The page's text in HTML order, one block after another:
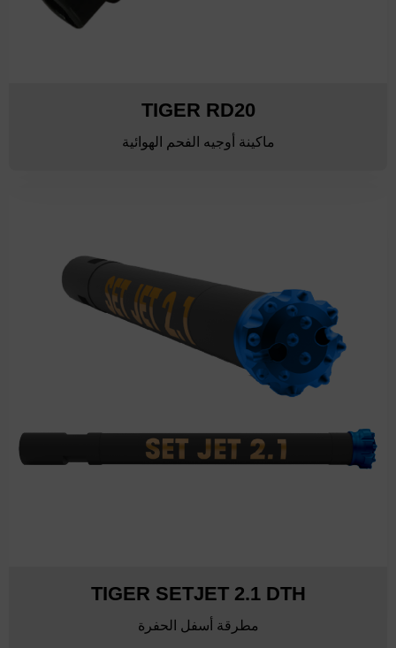
TIGER RD20
ماكينة أوجيه الفحم الهوائية
TIGER SETJET 2.1 DTH
مطرقة أسفل الحفرة